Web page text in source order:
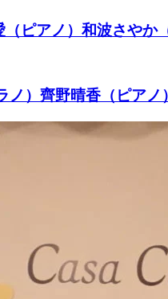
ピアノ）和波さやか
）齊野晴香（ピアノ）